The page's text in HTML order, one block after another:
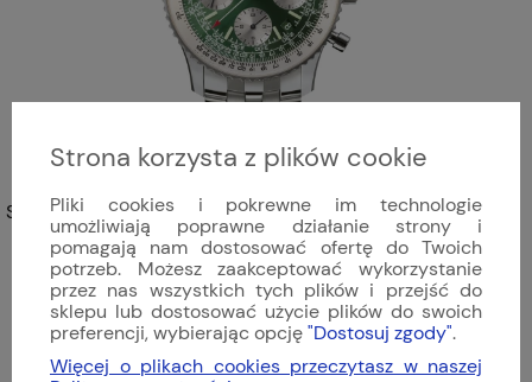
Sinn - 903 St II G | 903.093
16 113,00 zł
Strona korzysta z plików cookie
Pliki cookies i pokrewne im technologie
umożliwiają poprawne działanie strony i
pomagają nam dostosować ofertę do Twoich
potrzeb. Możesz zaakceptować wykorzystanie
przez nas wszystkich tych plików i przejść do
sklepu lub dostosować użycie plików do swoich
preferencji, wybierając opcję"Dostosuj zgody".
Więcej o plikach cookies przeczytasz w naszej